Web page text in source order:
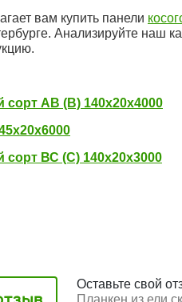
вам купить панели
Анализируйте наш
АВ (В) 140x20x4000
ВС (С) 140x20x3000
Оставьте свой
Планкен из ели